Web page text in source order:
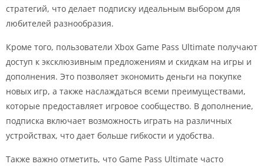
стратегий, что делает подписку идеальным выбором для
любителей разнообразия.
Кроме того, пользователи Xbox Game Pass Ultimate получают
доступ к эксклюзивным предложениям и скидкам на игры и
дополнения. Это позволяет экономить деньги на покупке
новых игр, а также наслаждаться всеми преимуществами,
которые предоставляет игровое сообщество. В дополнение,
подписка включает возможность играть на различных
устройствах, что дает больше гибкости и удобства.
Также важно отметить, что Game Pass Ultimate часто